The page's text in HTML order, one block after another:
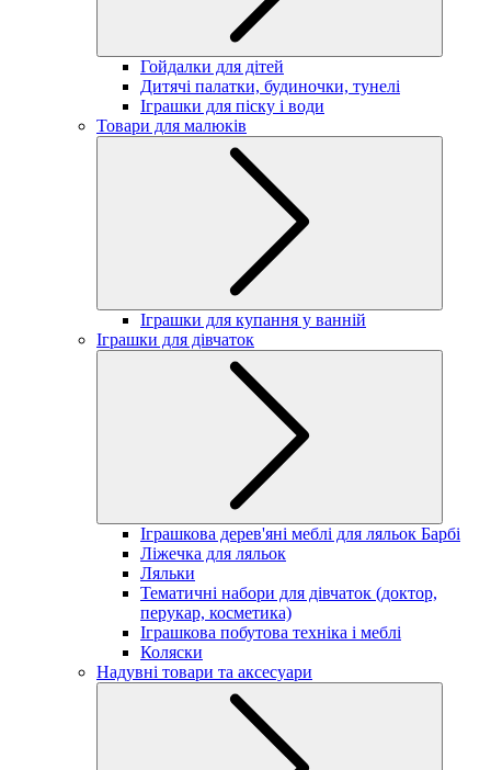
Гойдалки для дітей
Дитячі палатки, будиночки, тунелі
Іграшки для піску і води
Товари для малюків
Іграшки для купання у ванній
Іграшки для дівчаток
Іграшкова дерев'яні меблі для ляльок Барбі
Ліжечка для ляльок
Ляльки
Тематичні набори для дівчаток (доктор,
перукар, косметика)
Іграшкова побутова техніка і меблі
Коляски
Надувні товари та аксесуари